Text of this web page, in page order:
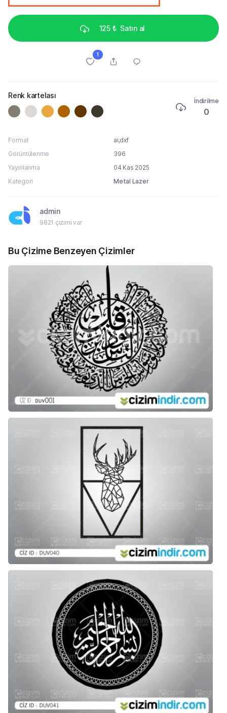
125 ₺ Satın al
1
Renk kartelası
İndirilme
0
Format
ai,dxf
Görüntülenme
396
Yayınlanma
04 Kas 2025
Kategori
Metal Lazer
admin
9821 çizimi var
Bu Çizime Benzeyen Çizimler